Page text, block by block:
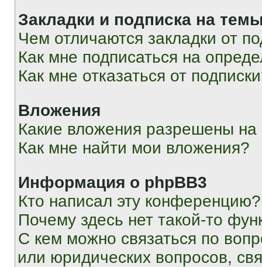
Закладки и подписка на
Чем отличаются закладки от
Как мне подписаться на
Как мне отказаться от
Вложения
Какие вложения разрешены
Как мне найти мои вложения?
Информация о phpBB3
Кто написал эту конференцию?
Почему здесь нет такой-то
С кем можно связаться по
или юридических вопросов,